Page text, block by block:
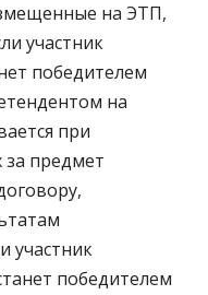
на ЭТП,
участник
победителем
на
при
за предмет
участник
победителем